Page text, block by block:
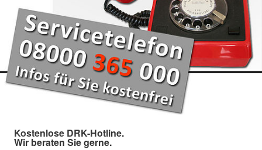
Kostenlose DRK-Hotline.
Wir beraten Sie gerne.